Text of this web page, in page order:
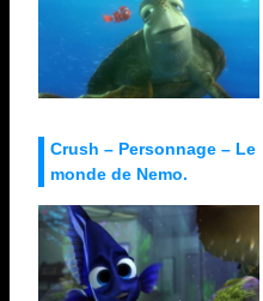
Crush – Personnage – Le
monde de Nemo.